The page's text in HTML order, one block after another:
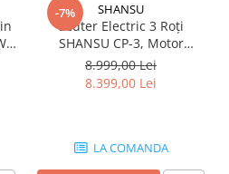
-7% SHANSU
Scuter Electric 3 Roți
SHANSU CP-3, Motor
2000W, Autonomie 80 km,
45 km/h, Baterie 60V 20Ah,
Stil Harley, 2 Persoane –
8.999,00 Lei
8.399,00 Lei
LA COMANDA